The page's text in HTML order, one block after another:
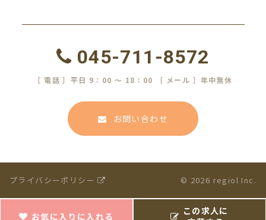
お気に入りに入れる
この求人に
045-711-8572
［ 電話 ］平日 9：00 ～ 18：00 ［ メール ］年中無休
お問い合わせ
プライバシーポリシー © 2026 regiol Inc.